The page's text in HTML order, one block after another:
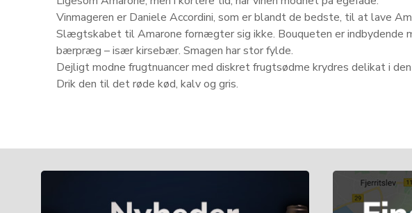
Vinmageren er Daniele Accordini, som er blandt de bedste, til at lave
Slægtskabet til Amarone fornægter sig ikke. Bouqueten er indbydende
bærpræg – især kirsebær. Smagen har stor fylde.
Dejligt modne frugtnuancer med diskret frugtsødme krydres delikat i
Drik den til det røde kød, kalv og gris.